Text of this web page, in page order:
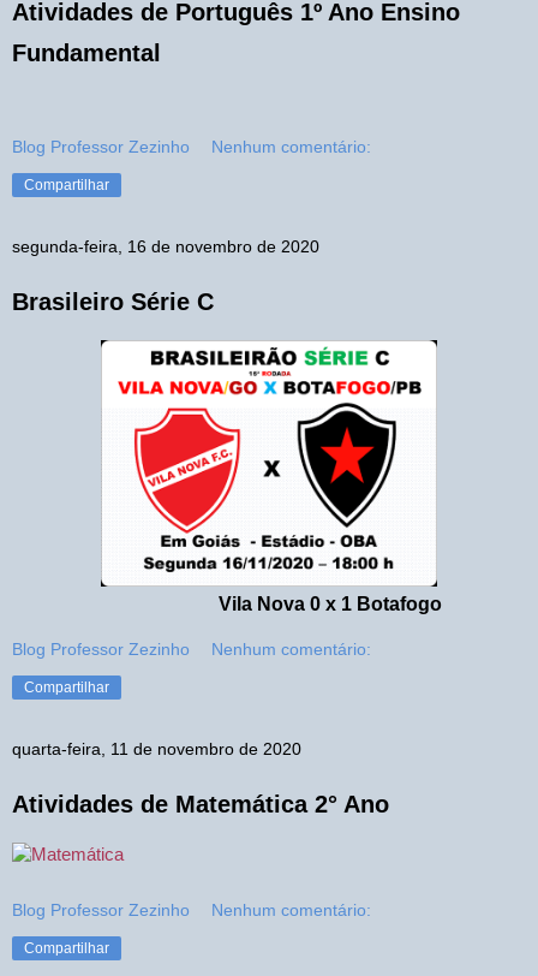
Atividades de Português 1º Ano Ensino
Fundamental
Blog Professor Zezinho Nenhum comentário:
Compartilhar
segunda-feira, 16 de novembro de 2020
Brasileiro Série C
Vila Nova 0 x 1 Botafogo
Blog Professor Zezinho Nenhum comentário:
Compartilhar
quarta-feira, 11 de novembro de 2020
Atividades de Matemática 2° Ano
Blog Professor Zezinho Nenhum comentário:
Compartilhar